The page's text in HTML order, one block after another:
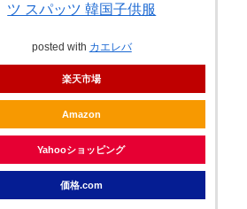
ツ スパッツ 韓国子供服
posted with カエレバ
楽天市場
Amazon
Yahooショッピング
価格.com